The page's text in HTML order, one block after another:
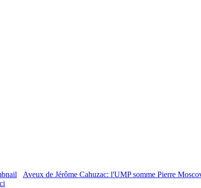
Aveux de Jérôme Cahuzac: l'UMP somme Pierre